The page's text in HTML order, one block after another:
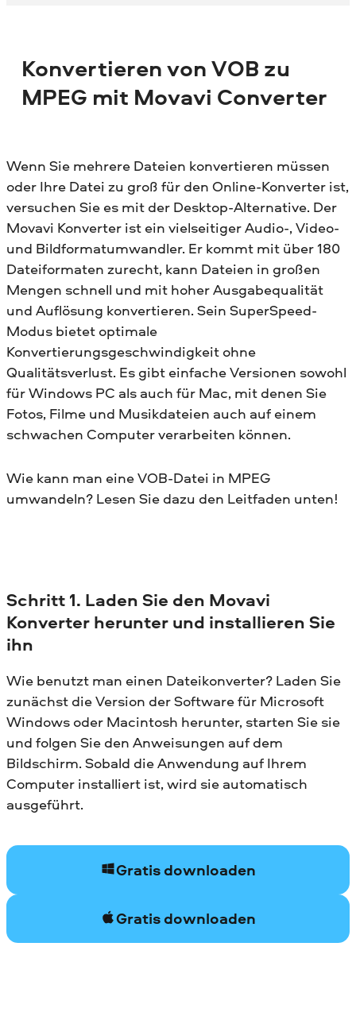
Konvertieren von VOB zu
MPEG mit Movavi Converter
Wenn Sie mehrere Dateien konvertieren müssen
oder Ihre Datei zu groß für den Online-Konverter ist,
versuchen Sie es mit der Desktop-Alternative. Der
Movavi Konverter ist ein vielseitiger Audio-, Video-
und Bildformatumwandler. Er kommt mit über 180
Dateiformaten zurecht, kann Dateien in großen
Mengen schnell und mit hoher Ausgabequalität
und Auflösung konvertieren. Sein SuperSpeed-
Modus bietet optimale
Konvertierungsgeschwindigkeit ohne
Qualitätsverlust. Es gibt einfache Versionen sowohl
für Windows PC als auch für Mac, mit denen Sie
Fotos, Filme und Musikdateien auch auf einem
schwachen Computer verarbeiten können.
Wie kann man eine VOB-Datei in MPEG
umwandeln? Lesen Sie dazu den Leitfaden unten!
Schritt 1. Laden Sie den Movavi
Konverter herunter und installieren Sie
ihn
Wie benutzt man einen Dateikonverter? Laden Sie
zunächst die Version der Software für Microsoft
Windows oder Macintosh herunter, starten Sie sie
und folgen Sie den Anweisungen auf dem
Bildschirm. Sobald die Anwendung auf Ihrem
Computer installiert ist, wird sie automatisch
ausgeführt.
Gratis downloaden
Gratis downloaden